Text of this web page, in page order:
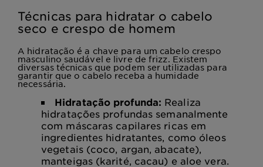
Técnicas para hidratar o cabelo
seco e crespo de homem
A hidratação é a chave para um cabelo crespo
masculino saudável e livre de frizz. Existem
diversas técnicas que podem ser utilizadas para
garantir que o cabelo receba a humidade
necessária.
Hidratação profunda: Realiza
hidratações profundas semanalmente
com máscaras capilares ricas em
ingredientes hidratantes, como óleos
vegetais (coco, argan, abacate),
manteigas (karité, cacau) e aloe vera.